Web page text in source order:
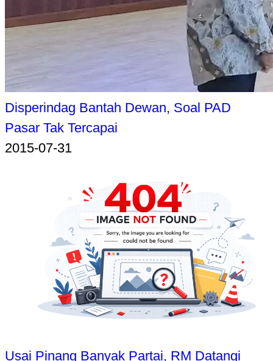
Disperindag Bantah Dewan, Soal PAD
Pasar Tak Tercapai
2015-07-31
Usai Pinang Banyak Partai, RM Datangi